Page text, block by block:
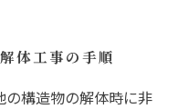
体工事の手順
構造物の解体時に非